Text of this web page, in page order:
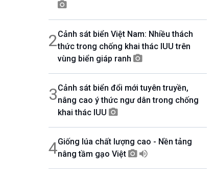
2Cảnh sát biển Việt Nam: Nhiều thách
thức trong chống khai thác IUU trên
vùng biển giáp ranh
3Cảnh sát biển đổi mới tuyên truyền,
nâng cao ý thức ngư dân trong chống
khai thác IUU
4Giống lúa chất lượng cao - Nền tảng
nâng tầm gạo Việt